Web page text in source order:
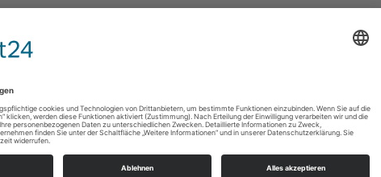
Merbitzer Straße 2
Gottesdienste
https://landing.churchdesk.com/de/e/40296936/gottesdienst